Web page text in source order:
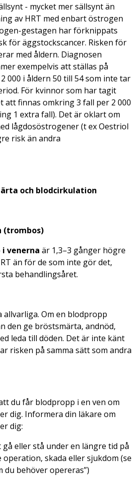
- mycket mer sällsynt än
av HRT med enbart östrogen
gestagen har förknippats
för äggstockscancer. Risken för
med åldern. Diagnosen
exempelvis att ställas på
000 i åldern 50 till 54 som inte tar
För kvinnor som har tagit
att finnas omkring 3 fall per 2 000
1 extra fall). Det är oklart om
lågdosöstrogener (t ex Oestriol
risk än andra
och blodcirkulation
(trombos)
venerna är 1,3–3 gånger högre
än för de som inte gör det,
behandlingsåret.
Om en blodpropp
den ge bröstsmärta, andnöd,
leda till döden. Det är inte känt
risken på samma sätt som andra
du får blodpropp i en ven om
dig. Informera din läkare om
dig:
eller stå under en längre tid på
skada eller sjukdom (se
du behöver opereras”)